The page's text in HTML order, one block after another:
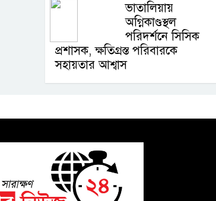
ভাতালিয়ায়
অগ্নিকাণ্ডস্থল
পরিদর্শনে সিসিক
প্রশাসক, ক্ষতিগ্রস্ত পরিবারকে
সহায়তার আশ্বাস